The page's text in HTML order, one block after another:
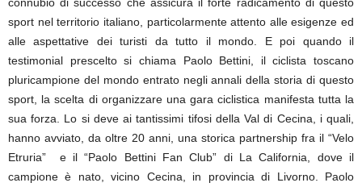
sport nel territorio italiano, particolarmente attento alle esigenze ed
alle aspettative dei turisti da tutto il mondo. E poi quando il
testimonial prescelto si chiama Paolo Bettini, il ciclista toscano
pluricampione del mondo entrato negli annali della storia di questo
sport, la scelta di organizzare una gara ciclistica manifesta tutta la
sua forza. Lo si deve ai tantissimi tifosi della Val di Cecina, i quali,
hanno avviato, da oltre 20 anni, una storica partnership fra il “Velo
Etruria” e il “Paolo Bettini Fan Club” di La California, dove il
campione è nato, vicino Cecina, in provincia di Livorno. Paolo